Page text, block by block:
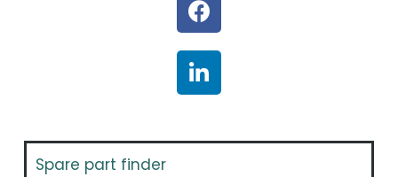
Spare part finder